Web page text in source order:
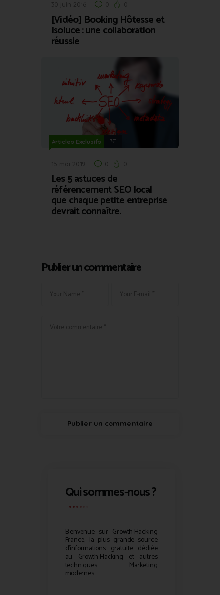
30 juin 2016 0 0
[Vidéo] Booking Hôtesse et
Isoluce : une collaboration
réussie
Articles Exclusifs
15 mai 2019 0 0
Les 5 astuces de
référencement SEO local
que chaque petite entreprise
devrait connaître.
Publier un commentaire
Qui sommes-nous ?
Bienvenue sur Growth Hacking
France, la plus grande source
d’informations gratuite dédiée
au Growth Hacking et autres
techniques Marketing
modernes.